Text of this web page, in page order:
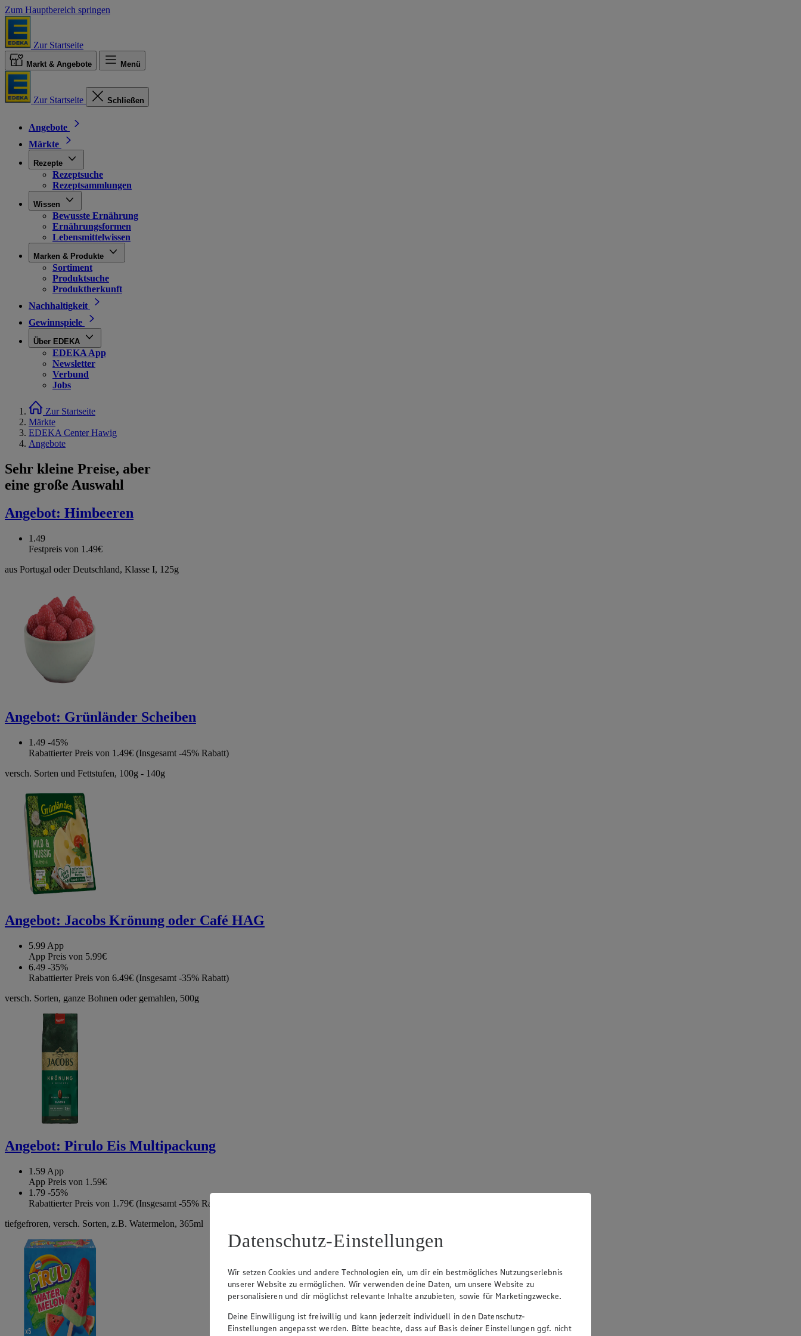
Zum Hauptbereich springen
Zur Startseite
Markt & Angebote Menü
Zur Startseite Schließen
Angebote
Märkte
Rezepte
Rezeptsuche
Rezeptsammlungen
Wissen
Bewusste Ernährung
Ernährungsformen
Lebensmittelwissen
Marken & Produkte
Sortiment
Produktsuche
Produktherkunft
Nachhaltigkeit
Gewinnspiele
Über EDEKA
EDEKA App
Newsletter
Verbund
Jobs
Zur Startseite
Märkte
EDEKA Center Hawig
Angebote
Sehr kleine Preise, aber
eine große Auswahl
Angebot: Himbeeren
1.49
Festpreis von 1.49€
aus Portugal oder Deutschland, Klasse I, 125g
Angebot: Grünländer Scheiben
1.49 -45%
Rabattierter Preis von 1.49€ (Insgesamt -45% Rabatt)
versch. Sorten und Fettstufen, 100g - 140g
Angebot: Jacobs Krönung oder Café HAG
5.99 App
App Preis von 5.99€
6.49 -35%
Rabattierter Preis von 6.49€ (Insgesamt -35% Rabatt)
versch. Sorten, ganze Bohnen oder gemahlen, 500g
Angebot: Pirulo Eis Multipackung
1.59 App
App Preis von 1.59€
1.79 -55%
Rabattierter Preis von 1.79€ (Insgesamt -55% Rabatt)
tiefgefroren, versch. Sorten, z.B. Watermelon, 365ml
Datenschutz-Einstellungen
Wir setzen Cookies und andere Technologien ein, um dir ein bestmögliches Nutzungserlebnis
unserer Website zu ermöglichen. Wir verwenden deine Daten, um unsere Website zu
personalisieren und dir möglichst relevante Inhalte anzubieten, sowie für Marketingzwecke.
Deine Einwilligung ist freiwillig und kann jederzeit individuell in den Datenschutz-
Einstellungen angepasst werden. Bitte beachte, dass auf Basis deiner Einstellungen ggf. nicht